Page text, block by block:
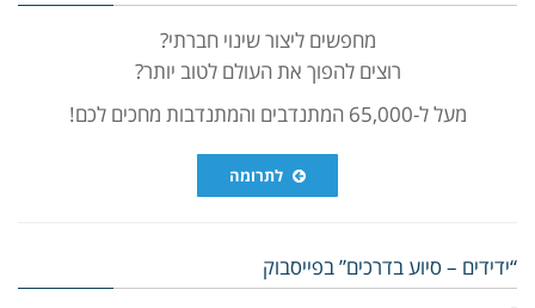
מחפשים ליצור שינוי חברתי?
רוצים להפוך את העולם לטוב יותר?
מעל ל-65,000 המתנדבים והמתנדבות מחכים לכם!
לתרומה
“ידידים – סיוע בדרכים” בפייסבוק